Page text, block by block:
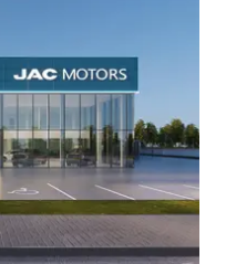
от 1 484 000 ₽*
JS6 Кроссовер
от 1 949 000 ₽*
JAC